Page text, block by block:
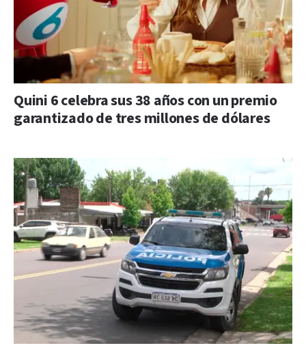
Quini 6 celebra sus 38 años con un premio
garantizado de tres millones de dólares